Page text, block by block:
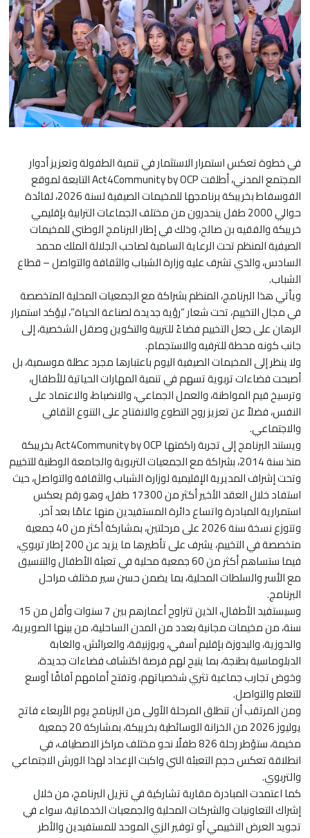
في خطوة تعكس استمرار الاستثمار في تنمية الطفولة وتعزيز أدوار
المجتمع المدني، أطلقت Act4Community by OCP التابعة لموقع
الفوسفاط بخريبكة برنامجها للمخيمات الصيفية لسنة 2026، لفائدة
حوالي 2000 طفل ينحدرون من مختلف الجماعات الترابية بإقليمي
خريبكة والفقيه بن صالح، وذلك في إطار البرنامج الوطني للمخيمات
الصيفية المنظم تحت الرعاية السامية لصاحب الجلالة الملك محمد
السادس، والذي تشرف عليه وزارة الشباب والثقافة والتواصل – قطاع
الشباب.
ويأتي هذا البرنامج، المنظم بشراكة مع الجمعيات المحلية المتخصصة
في مجال التخييم، تحت شعار “رؤية جديدة لصناعة الحياة”، ليؤكد استمرار
الرهان على جعل التخييم فضاءً للتربية والتكوين وصقل الشخصية، إلى
جانب كونه محطة للترفيه والاستجمام.
ولا ينظر إلى المخيمات الصيفية اليوم باعتبارها مجرد عطلة موسمية، بل
أصبحت فضاءات تربوية تسهم في تنمية المهارات الحياتية للأطفال،
وترسيخ قيم المواطنة، والعمل الجماعي، والانضباط، والاعتماد على
النفس، فضلاً عن تعزيز روح التطوع والانفتاح على التنوع الثقافي
والاجتماعي.
ويستند البرنامج إلى تجربة راكمتها Act4Community by OCP بخريبكة
منذ سنة 2014، بشراكة مع الجمعيات التربوية والجامعة الوطنية للتخييم
وتحت إشراف المديرية الإقليمية لوزارة الشباب والثقافة والتواصل، حيث
استفاد خلال العقد الأخير أكثر من 17300 طفل، وهو رقم يعكس
استمرارية المبادرة واتساع دائرة المستفيدين منها عامًا بعد آخر.
وتتوزع نسخة سنة 2026 على مرحلتين، بمشاركة أكثر من 40 جمعية
متخصصة في التخييم، يشرف على تأطيرها ما يزيد عن 200 إطار تربوي،
فيما ستساهم أكثر من 60 جمعية محلية في تعبئة الأطفال والتنسيق
مع الأسر والسلطات المحلية، بما يضمن حسن سير مختلف مراحل
البرنامج.
وسيستفيد الأطفال، الذين تتراوح أعمارهم بين 7 سنوات وأقل من 15
سنة، من مخيمات مجانية بعدد من المدن الساحلية، من بينها الصويرية،
والحوزية، والبدوزة بإقليم آسفي، وبوزنيقة، والعرائش، والغابة
الدبلوماسية بطنجة، بما يتيح لهم فرصة اكتشاف فضاءات جديدة،
وخوض تجارب جماعية تثري شخصياتهم، وتفتح أمامهم آفاقًا أوسع
للتعلم والتواصل.
ومن المرتقب أن تنطلق المرحلة الأولى من البرنامج يوم الأربعاء فاتح
يوليوز 2026 من الخزانة الوسائطية بخريبكة، بمشاركة 20 جمعية
مخيمة، ستؤطر رحلة 826 طفلًا نحو مختلف مراكز الاصطياف، في
انطلاقة تعكس حجم التعبئة التي واكبت الإعداد لهذا الورش الاجتماعي
والتربوي.
كما اعتمدت المبادرة مقاربة تشاركية في تنزيل البرنامج، من خلال
إشراك التعاونيات والشركات المحلية والجمعيات الخدماتية، سواء في
تجويد العرض التخييمي أو توفير الزي الموحد للمستفيدين والأطر